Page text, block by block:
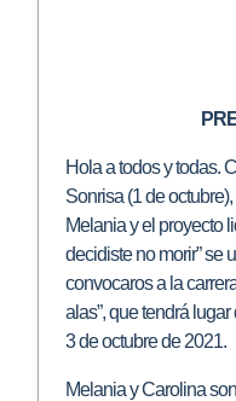
Hola a todos y todas.
Sonrisa (1 de
Melania y el proyecto
decidiste no morir” se
convocaros a la
alas”, que tendrá
3 de octubre de 2021.
Melania y Carolina